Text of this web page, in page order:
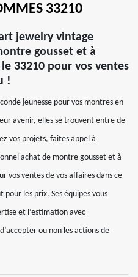
33210
jewelry vintage
gousset et à
33210 pour vos ventes
!
jeunesse pour vos montres en
avenir, elles se trouvent entre de
vos projets, faites appel à
achat de montre gousset et à
vos ventes de vos affaires dans ce
pour les prix. Ses équipes vous
et l’estimation avec
ou non les actions de